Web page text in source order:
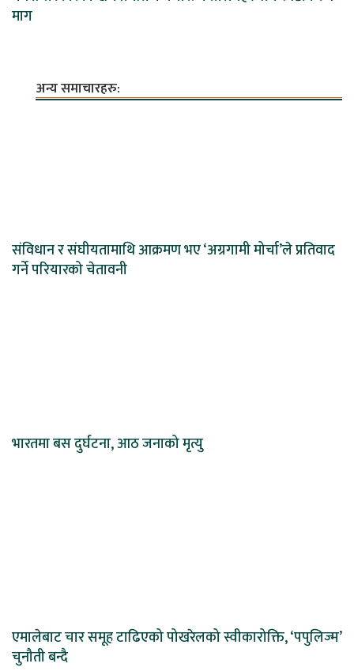
माग
अन्य समाचारहरु:
संविधान र संघीयतामाथि आक्रमण भए ‘अग्रगामी मोर्चा’ले प्रतिवाद
गर्ने परियारको चेतावनी
भारतमा बस दुर्घटना, आठ जनाको मृत्यु
एमालेबाट चार समूह टाढिएको पोखरेलको स्वीकारोक्ति, ‘पपुलिज्म’
चुनौती बन्दै